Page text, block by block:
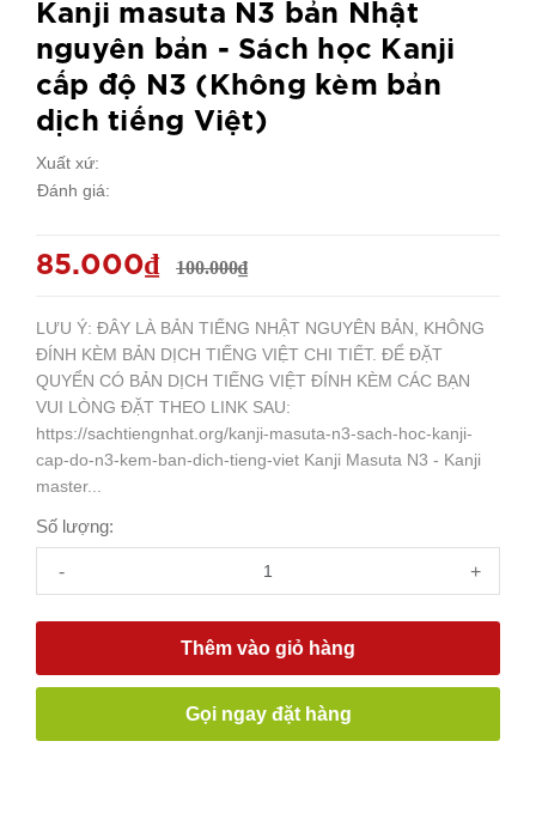
Kanji masuta N3 bản Nhật
nguyên bản - Sách học Kanji
cấp độ N3 (Không kèm bản
dịch tiếng Việt)
Xuất xứ:
Đánh giá:
85.000₫ 100.000₫
LƯU Ý: ĐÂY LÀ BẢN TIẾNG NHẬT NGUYÊN BẢN, KHÔNG
ĐÍNH KÈM BẢN DỊCH TIẾNG VIỆT CHI TIẾT. ĐỂ ĐẶT
QUYỂN CÓ BẢN DỊCH TIẾNG VIỆT ĐÍNH KÈM CÁC BẠN
VUI LÒNG ĐẶT THEO LINK SAU:
https://sachtiengnhat.org/kanji-masuta-n3-sach-hoc-kanji-
cap-do-n3-kem-ban-dich-tieng-viet Kanji Masuta N3 - Kanji
master...
Số lượng:
- +
Thêm vào giỏ hàng
Gọi ngay đặt hàng